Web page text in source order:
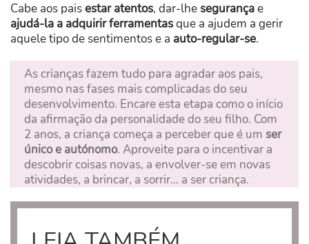
Cabe aos paisestar atentos, dar-lhe segurançae
ajudá-la a adquirir ferramentasque a ajudem a gerir
aquele tipo de sentimentos e a auto-regular-se.
As crianças fazem tudo para agradar aos pais,
mesmo nas fases mais complicadas do seu
desenvolvimento. Encare esta etapa como o início
da afirmação da personalidade do seu filho. Com
2 anos, a criança começa a perceber que é um ser
único e autónomo. Aproveite para o incentivar a
descobrir coisas novas, a envolver-se em novas
atividades, a brincar, a sorrir… a ser criança.